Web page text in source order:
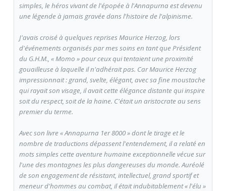
simples, le héros vivant de l'épopée à l'Annapurna est devenu
une légende à jamais gravée dans l'histoire de l'alpinisme.
J'avais croisé à quelques reprises Maurice Herzog, lors
d'événements organisés par mes soins en tant que Président
du G.H.M., « Momo » pour ceux qui tentaient une proximité
gouailleuse à laquelle il n'adhérait pas. Car Maurice Herzog
impressionnait : grand, svelte, élégant, avec sa fine moustache
qui rayait son visage, il avait cette élégance distante qui inspire
soit du respect, soit de la haine. C'était un aristocrate au sens
premier du terme.
Avec son livre « Annapurna 1er 8000 » dont le tirage et le
nombre de traductions dépassent l'entendement, il a relaté en
mots simples cette aventure humaine exceptionnelle vécue sur
l'une des montagnes les plus dangereuses du monde. Auréolé
de son engagement de résistant, intellectuel, grand sportif et
meneur d'hommes au combat, il était indubitablement « l'élu »